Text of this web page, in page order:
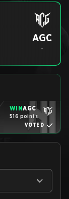
AGC
-
WINAGC
516 points
VOTED